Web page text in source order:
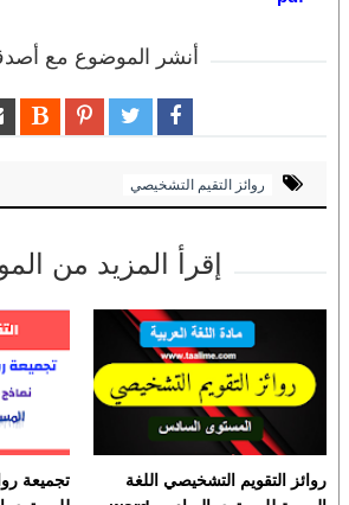
أنشر الموضوع مع
روائز التقيم التشخيصي
إقرأ المزيد من
روائز التقويم التشخيصي اللغة
تجميعة